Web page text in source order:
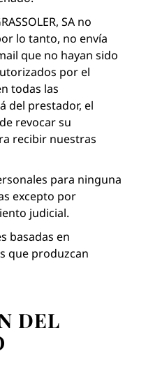
SA no
lo tanto, no envía
que no hayan sido
por el
todas las
del prestador, el
revocar su
recibir nuestras
para ninguna
excepto por
judicial.
basadas en
que produzcan
DEL